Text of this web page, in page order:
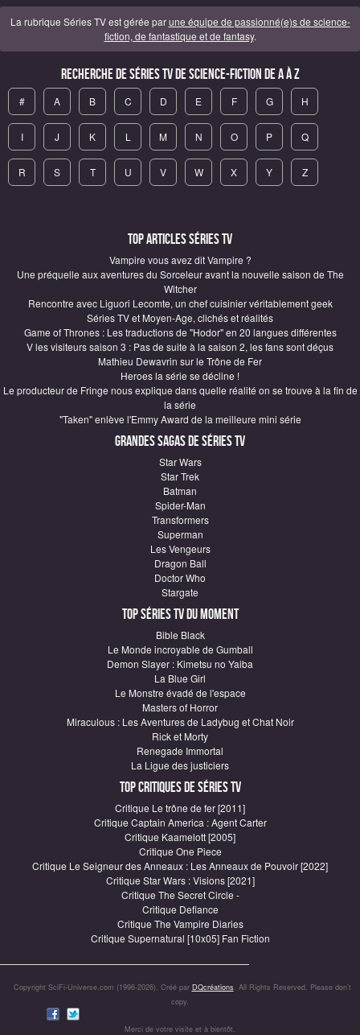
La rubrique Séries TV est gérée parune équipe de passionné(e)s de science-
fiction, de fantastique et de fantasy.
Recherche de Séries TV de science-fiction de A à Z
# A B C D E F G H
I J K L M N O P Q
R S T U V W X Y Z
Top articles Séries TV
Vampire vous avez dit Vampire ?
Une préquelle aux aventures du Sorceleur avant la nouvelle saison de The
Witcher
Rencontre avec Liguori Lecomte, un chef cuisinier véritablement geek
Séries TV et Moyen-Age, clichés et réalités
Game of Thrones : Les traductions de "Hodor" en 20 langues différentes
V les visiteurs saison 3 : Pas de suite à la saison 2, les fans sont déçus
Mathieu Dewavrin sur le Trône de Fer
Heroes la série se décline !
Le producteur de Fringe nous explique dans quelle réalité on se trouve à la fin de
la série
"Taken" enlève l'Emmy Award de la meilleure mini série
Grandes sagas de Séries TV
Star Wars
Star Trek
Batman
Spider-Man
Transformers
Superman
Les Vengeurs
Dragon Ball
Doctor Who
Stargate
Top Séries TV du moment
Bible Black
Le Monde incroyable de Gumball
Demon Slayer : Kimetsu no Yaiba
La Blue Girl
Le Monstre évadé de l'espace
Masters of Horror
Miraculous : Les Aventures de Ladybug et Chat Noir
Rick et Morty
Renegade Immortal
La Ligue des justiciers
Top critiques de Séries TV
Critique Le trône de fer [2011]
Critique Captain America : Agent Carter
Critique Kaamelott [2005]
Critique One Piece
Critique Le Seigneur des Anneaux : Les Anneaux de Pouvoir [2022]
Critique Star Wars : Visions [2021]
Critique The Secret Circle -
Critique Defiance
Critique The Vampire Diaries
Critique Supernatural [10x05] Fan Fiction
Copyright SciFi-Universe.com (1996-2026). Créé par DQcréations. All Rights Reserved. Please don’t
copy.
Merci de votre visite et à bientôt.